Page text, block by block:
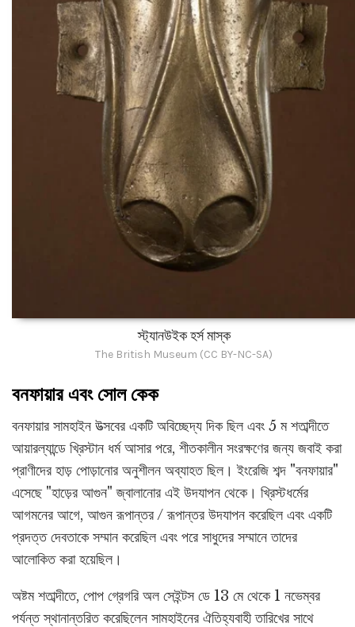
স্ট্যানউইক হর্স মাস্ক
The British Museum (CC BY-NC-SA)
বনফায়ার এবং সোল কেক
বনফায়ার সামহাইন উত্সবের একটি অবিচ্ছেদ্য দিক ছিল এবং 5 ম শতাব্দীতে
আয়ারল্যান্ডে খ্রিস্টান ধর্ম আসার পরে, শীতকালীন সংরক্ষণের জন্য জবাই করা
প্রাণীদের হাড় পোড়ানোর অনুশীলন অব্যাহত ছিল। ইংরেজি শব্দ "বনফায়ার"
এসেছে "হাড়ের আগুন" জ্বালানোর এই উদযাপন থেকে। খ্রিস্টধর্মের
আগমনের আগে, আগুন রূপান্তর / রূপান্তর উদযাপন করেছিল এবং একটি
প্রদত্ত দেবতাকে সম্মান করেছিল এবং পরে সাধুদের সম্মানে তাদের
আলোকিত করা হয়েছিল।
অষ্টম শতাব্দীতে, পোপ গ্রেগরি অল সেইন্টস ডে 13 মে থেকে 1 নভেম্বর
পর্যন্ত স্থানান্তরিত করেছিলেন সামহাইনের ঐতিহ্যবাহী তারিখের সাথে